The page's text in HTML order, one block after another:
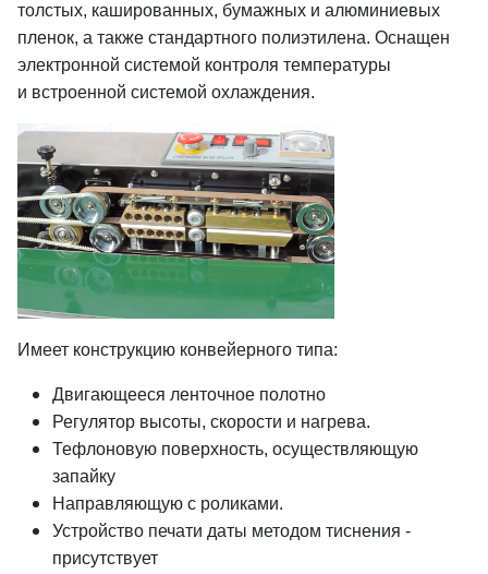
толстых, кашированных, бумажных и алюминиевых
пленок, а также стандартного полиэтилена. Оснащен
электронной системой контроля температуры
и встроенной системой охлаждения.
Имеет конструкцию конвейерного типа:
Двигающееся ленточное полотно
Регулятор высоты, скорости и нагрева.
Тефлоновую поверхность, осуществляющую
запайку
Направляющую с роликами.
Устройство печати даты методом тиснения -
присутствует